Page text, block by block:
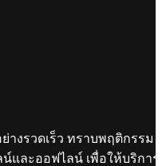
างรวดเร็ว ทราบพฤติกรรม
และออฟไลน์ เพื่อให้บริการ